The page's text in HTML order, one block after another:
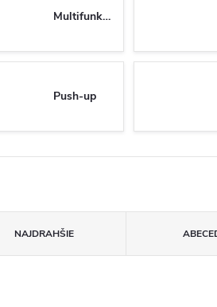
Multifunkčné
Push-up
NAJDRAHŠIE